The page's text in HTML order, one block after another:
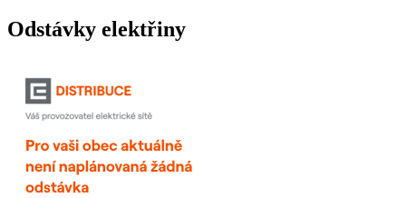
Odstávky elektřiny